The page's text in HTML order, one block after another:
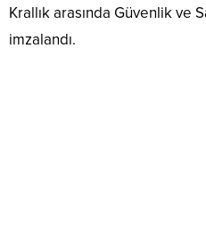
Krallık arasında Güvenlik ve
imzalandı.